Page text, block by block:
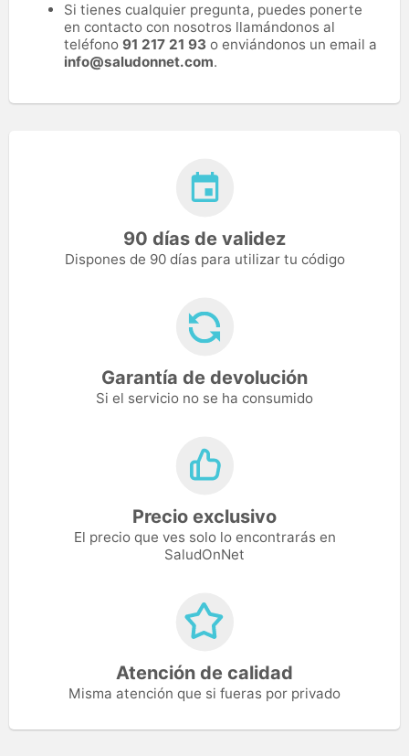
Si tienes cualquier pregunta, puedes ponerte
en contacto con nosotros llamándonos al
teléfono 91 217 21 93 o enviándonos un email a
info@saludonnet.com.
90 días de validez
Dispones de 90 días para utilizar tu código
Garantía de devolución
Si el servicio no se ha consumido
Precio exclusivo
El precio que ves solo lo encontrarás en
SaludOnNet
Atención de calidad
Misma atención que si fueras por privado